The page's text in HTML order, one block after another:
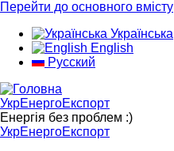
Перейти до основного вмісту
Українська
English
Русский
УкрЕнергоЕкспорт
Енергія без проблем :)
УкрЕнергоЕкспорт